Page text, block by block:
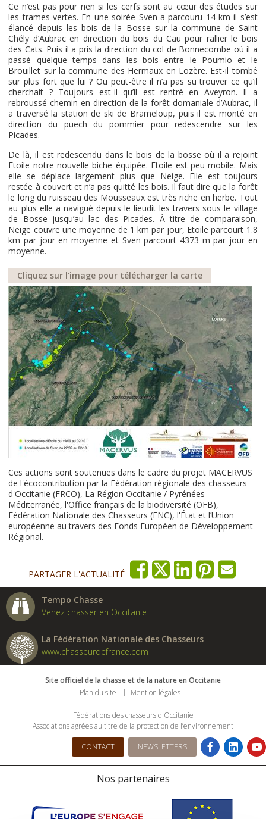
Ce n’est pas pour rien si les cerfs sont au cœur des études sur
les trames vertes. En une soirée Sven a parcouru 14 km il s’est
élancé depuis les bois de la Bosse sur la commune de Saint
Chély d’Aubrac en direction du bois du Cau pour rallier le bois
des Cats. Puis il a pris la direction du col de Bonnecombe où il a
passé quelque temps dans les bois entre le Poumio et le
Brouillet sur la commune des Hermaux en Lozère. Est-il tombé
sur plus fort que lui ? Ou peut-être il n’a pas su trouver ce qu’il
cherchait ? Toujours est-il qu’il est rentré en Aveyron. Il a
rebroussé chemin en direction de la forêt domaniale d’Aubrac, il
a traversé la station de ski de Brameloup, puis il est monté en
direction du puech du pommier pour redescendre sur les
Picades.
De là, il est redescendu dans le bois de la bosse où il a rejoint
Etoile notre nouvelle biche équipée. Etoile est peu mobile. Mais
elle se déplace largement plus que Neige. Elle est toujours
restée à couvert et n’a pas quitté les bois. Il faut dire que la forêt
le long du ruisseau des Mousseaux est très riche en herbe. Tout
au plus elle a navigué depuis le lieudit les travers sous le village
de Bosse jusqu’au lac des Picades. À titre de comparaison,
Neige couvre une moyenne de 1 km par jour, Etoile parcourt 1.8
km par jour en moyenne et Sven parcourt 4373 m par jour en
moyenne.
Cliquez sur l'image pour télécharger la carte
Ces actions sont soutenues dans le cadre du projet MACERVUS
de l'écocontribution par la Fédération régionale des chasseurs
d'Occitanie (FRCO), La Région Occitanie / Pyrénées
Méditerranée, l'Office français de la biodiversité (OFB),
Fédération Nationale des Chasseurs (FNC), l'État et l’Union
européenne au travers des Fonds Européen de Développement
Régional.
PARTAGER L'ACTUALITÉ
Tempo Chasse
Venez chasser en Occitanie
La Fédération Nationale des Chasseurs
www.chasseurdefrance.com
Site officiel de la chasse et de la nature en Occitanie
Plan du site
Mention légales
Fédérations des chasseurs d'Occitanie
Associations agrées au titre de la protection de l’environnement
CONTACT NEWSLETTERS
Nos partenaires